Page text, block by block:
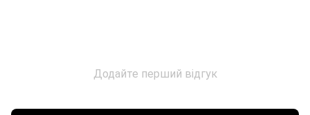
Додайте перший відгук